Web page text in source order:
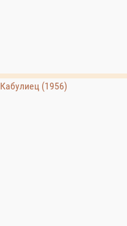
Кабулиец (1956)